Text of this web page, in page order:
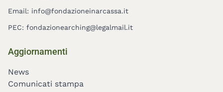
Email: info@fondazioneinarcassa.it
PEC: fondazionearching@legalmail.it
Footer
Aggiornamenti
News
Comunicati stampa